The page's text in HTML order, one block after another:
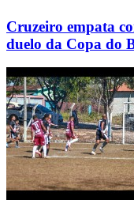
Cruzeiro empata
duelo da Copa do